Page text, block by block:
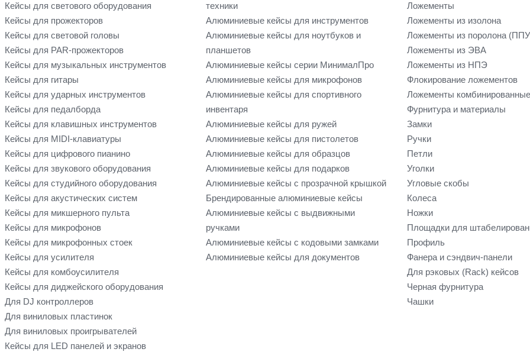
Кейсы для светового оборудования
Кейсы для прожекторов
Кейсы для световой головы
Кейсы для PAR-прожекторов
Кейсы для музыкальных инструментов
Кейсы для гитары
Кейсы для ударных инструментов
Кейсы для педалборда
Кейсы для клавишных инструментов
Кейсы для MIDI-клавиатуры
Кейсы для цифрового пианино
Кейсы для звукового оборудования
Кейсы для студийного оборудования
Кейсы для акустических систем
Кейсы для микшерного пульта
Кейсы для микрофонов
Кейсы для микрофонных стоек
Кейсы для усилителя
Кейсы для комбоусилителя
Кейсы для диджейского оборудования
Для DJ контроллеров
Для виниловых пластинок
Для виниловых проигрывателей
Кейсы для LED панелей и экранов
техники
Алюминиевые кейсы для инструментов
Алюминиевые кейсы для ноутбуков и
планшетов
Алюминиевые кейсы серии МинималПро
Алюминиевые кейсы для микрофонов
Алюминиевые кейсы для спортивного
инвентаря
Алюминиевые кейсы для ружей
Алюминиевые кейсы для пистолетов
Алюминиевые кейсы для образцов
Алюминиевые кейсы для подарков
Алюминиевые кейсы с прозрачной крышкой
Брендированные алюминиевые кейсы
Алюминиевые кейсы с выдвижными
ручками
Алюминиевые кейсы с кодовыми замками
Алюминиевые кейсы для документов
Ложементы
Ложементы из изолона
Ложементы из поролона
Ложементы из ЭВА
Ложементы из НПЭ
Флокирование ложементов
Ложементы комбинированные
Фурнитура и материалы
Замки
Ручки
Петли
Уголки
Угловые скобы
Колеса
Ножки
Площадки для
Профиль
Фанера и сэндвич-панели
Для рэковых (Rack) кейсов
Черная фурнитура
Чашки